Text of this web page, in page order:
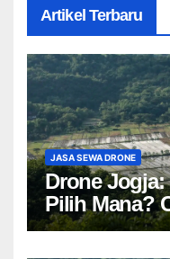
Artikel Terbaru
JASA SEWA DRONE
Drone Jogja:
Pilih Mana?
Drone